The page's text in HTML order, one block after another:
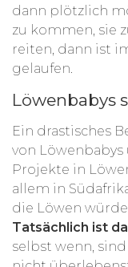
dann plötzlich
zu kommen, sie
reiten, dann ist
gelaufen.
Löwenbabys
Ein drastisches
von
Projekte in
allem in
die Löwen
Tatsächlich ist
selbst wenn,